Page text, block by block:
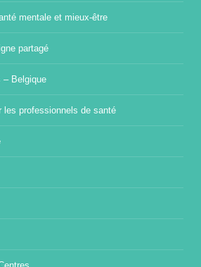
mentale et mieux-être
partagé
– Belgique
les professionnels de santé